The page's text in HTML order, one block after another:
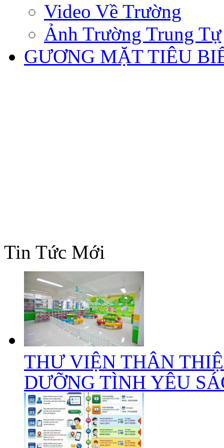
Video Về Trường
Ảnh Trường Trung Tự
GƯƠNG MẶT TIÊU
Tin Tức Mới
THƯ VIỆN THÂN
DƯỠNG TÌNH YÊU